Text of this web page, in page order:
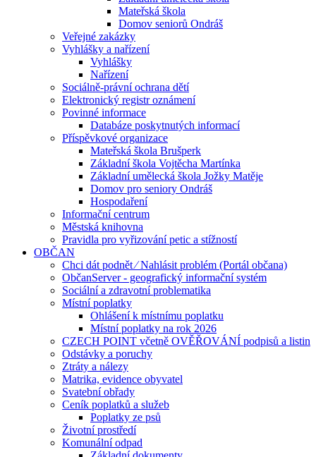
Mateřská škola
Domov seniorů Ondráš
Veřejné zakázky
Vyhlášky a nařízení
Vyhlášky
Nařízení
Sociálně-právní ochrana dětí
Elektronický registr oznámení
Povinné informace
Databáze poskytnutých informací
Příspěvkové organizace
Mateřská škola Brušperk
Základní škola Vojtěcha Martínka
Základní umělecká škola Jožky Matěje
Domov pro seniory Ondráš
Hospodaření
Informační centrum
Městská knihovna
Pravidla pro vyřizování petic a stížností
OBČAN
Chci dát podnět ⁄ Nahlásit problém (Portál občana)
ObčanServer - geografický informační systém
Sociální a zdravotní problematika
Místní poplatky
Ohlášení k místnímu poplatku
Místní poplatky na rok 2026
CZECH POINT včetně OVĚŘOVÁNÍ podpisů a listin
Odstávky a poruchy
Ztráty a nálezy
Matrika, evidence obyvatel
Svatební obřady
Ceník poplatků a služeb
Poplatky ze psů
Životní prostředí
Komunální odpad